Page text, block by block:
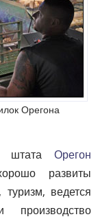
Орегона
штата Орегон
развиты
ведется